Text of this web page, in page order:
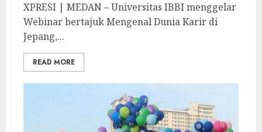
XPRESI | MEDAN – Universitas IBBI menggelar
Webinar bertajuk Mengenal Dunia Karir di
Jepang,...
READ MORE